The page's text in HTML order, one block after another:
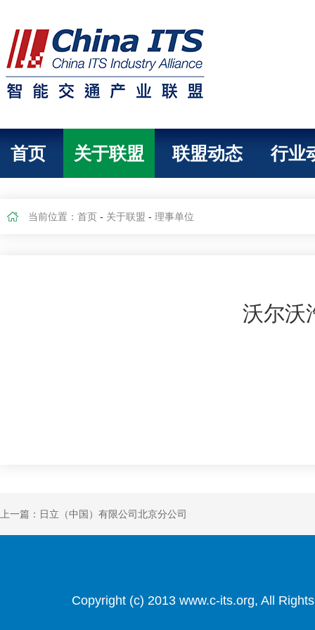
首页 关于联盟 联盟动态 行业
当前位置： 首页 - 关于联盟 - 理事单位
沃尔沃
上一篇：日立（中国）有限公司北京分公司
Copyright (c) 2013 www.c-its.org, All